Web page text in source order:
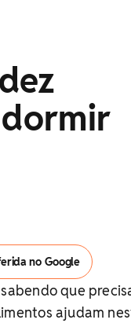
no Google
que
ajudam